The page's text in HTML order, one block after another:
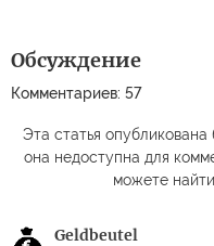
Обсуждение
Комментариев: 57
Эта статья опубликована
она недоступна для
можете
Geldbeutel